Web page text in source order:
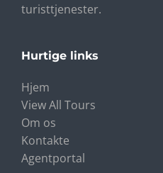
turisttjenester.
Hurtige links
Hjem
View All Tours
Om os
Kontakte
Agentportal